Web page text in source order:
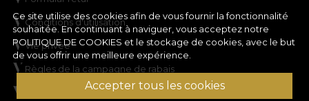
Ce site utilise des cookies afin de vous fournir la fonctionnalité
souhaitée. En continuant à naviguer, vous acceptez notre
POLITIQUE DE COOKIES et le stockage de cookies, avec le but
de vous offrir une meilleure expérience.
Accepter tous les cookies
Conditions d'utilisation
Vie privée
Règles de la campagne de rabais
Règles du concours